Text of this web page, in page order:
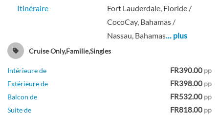
Pont 10
Itinéraire
Fort Lauderdale, Floride /
CocoCay, Bahamas /
Nassau, Bahamas… plus
Cruise Only,Familie,Singles
Intérieure de FR390.00 pp
Extérieure de
FR398.00 pp
Balcon de
FR532.00 pp
Suite de
FR818.00 pp